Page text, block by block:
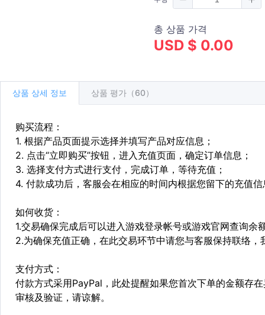
총 상품 가격
USD $ 0.00
상품 상세 정보 상품 평가（60）
购买流程：
1. 根据产品页面提示选择并填写产品对应信息；
2. 点击“立即购买”按钮，进入充值页面，确定订单信息；
3. 选择支付方式进行支付，完成订单，等待充值；
4. 付款成功后，客服会在相应的时间内根据您留下的充值
如何收货：
1.交易确保完成后可以进入游戏登录帐号或游戏官网查询余
2.为确保充值正确，在此交易环节中请您与客服保持联络
支付方式：
付款方式采用PayPal，此处提醒如果您首次下单的金额存
审核及验证，请谅解。